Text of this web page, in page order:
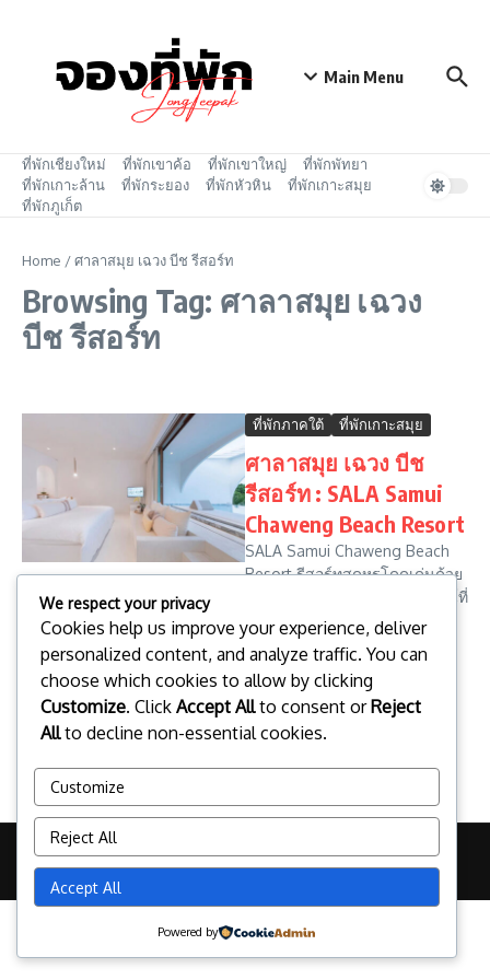
Main Menu
ที่พักเชียงใหม่ ที่พักเขาค้อ ที่พักเขาใหญ่
ที่พักพัทยา
ที่พักเกาะล้าน
ที่พักระยอง ที่พักหัวหิน
ที่พักเกาะสมุย
ที่พักภูเก็ต
Home /ศาลาสมุย เฉวง บีช รีสอร์ท
Browsing Tag: ศาลาสมุย เฉวง
บีช รีสอร์ท
ที่พักภาคใต้ ที่พักเกาะสมุย
ศาลาสมุย เฉวง บีช
รีสอร์ท : SALA Samui
Chaweng Beach Resort
SALA Samui Chaweng Beach
Resort รีสอร์ทสุดหรูโดดเด่นด้วย
สถาปัตยกรรมการออกแบบดีไซน์ที่
กลมกลืนไปกับธรรมชาติอันแสน
บริสุทธิ์ ตั้งอยู่ริมหาดทรายสีขาว
บริเวณหาดเฉวงที่เงียบสงบ...
22 พฤษภาคม 2026
Read More
Copyright © 2026 | Powered byNews Magazine X
We respect your privacy
Cookies help us improve your experience, deliver
personalized content, and analyze traffic. You can
choose which cookies to allow by clicking
Customize. Click Accept Allto consent orReject
Allto decline non-essential cookies.
Customize
Reject All
Accept All
Powered by